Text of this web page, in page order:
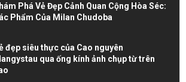
Phá Vẻ Đẹp Cảnh Quan Cộng Hòa Séc:
Phẩm Của Milan Chudoba
đẹp siêu thực của Cao nguyên
qua ống kính ảnh chụp từ trên